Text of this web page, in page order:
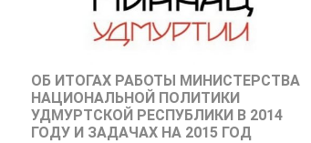
ОБ ИТОГАХ РАБОТЫ МИНИСТЕРСТВА
НАЦИОНАЛЬНОЙ ПОЛИТИКИ
УДМУРТСКОЙ РЕСПУБЛИКИ В 2014
ГОДУ И ЗАДАЧАХ НА 2015 ГОД